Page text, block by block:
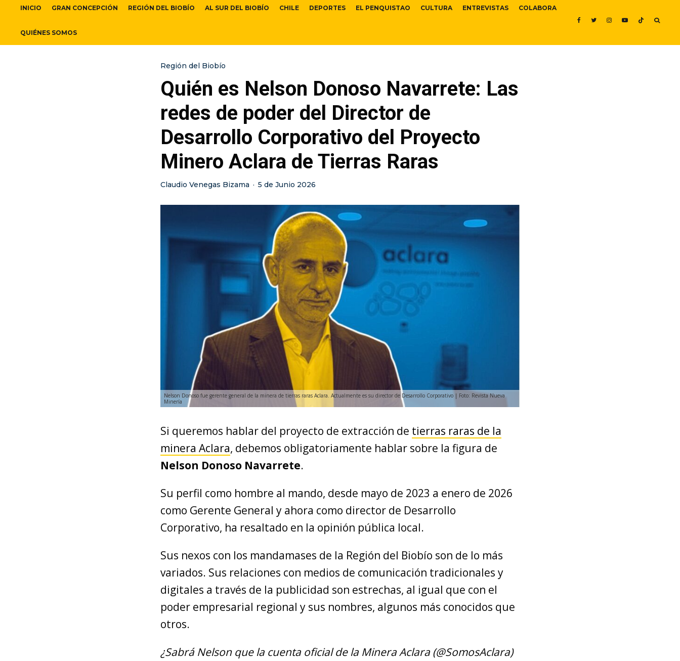
INICIO GRAN CONCEPCIÓN REGIÓN DEL BIOBÍO AL SUR DEL BIOBÍO CHILE DEPORTES EL PENQUISTAO CULTURA ENTREVISTAS COLABORA
QUIÉNES SOMOS
Región del Biobío
Quién es Nelson Donoso Navarrete: Las
redes de poder del Director de
Desarrollo Corporativo del Proyecto
Minero Aclara de Tierras Raras
Claudio Venegas Bizama · 5 de Junio 2026
Nelson Donoso fue gerente general de la minera de tierras raras Aclara. Actualmente es su director de Desarrollo Corporativo | Foto: Revista Nueva
Minería
Si queremos hablar del proyecto de extracción de tierras raras de la
minera Aclara, debemos obligatoriamente hablar sobre la figura de
Nelson Donoso Navarrete.
Su perfil como hombre al mando, desde mayo de 2023 a enero de 2026
como Gerente General y ahora como director de Desarrollo
Corporativo, ha resaltado en la opinión pública local.
Sus nexos con los mandamases de la Región del Biobío son de lo más
variados. Sus relaciones con medios de comunicación tradicionales y
digitales a través de la publicidad son estrechas, al igual que con el
poder empresarial regional y sus nombres, algunos más conocidos que
otros.
¿Sabrá Nelson que la cuenta oficial de la Minera Aclara (@SomosAclara)